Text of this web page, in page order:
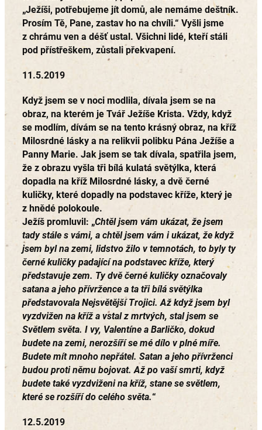
„Ježíši, potřebujeme jít domů, ale nemáme deštník.
Prosím Tě, Pane, zastav ho na chvíli.“ Vyšli jsme
z chrámu ven a déšť ustal. Všichni lidé, kteří stáli
pod přístřeškem, zůstali překvapení.
11.5.2019
Když jsem se v noci modlila, dívala jsem se na
obraz, na kterém je Tvář Ježíše Krista. Vždy, když
se modlím, dívám se na tento krásný obraz, na kříž
Milosrdné lásky a na relikvii polibku Pána Ježíše a
Panny Marie. Jak jsem se tak dívala, spatřila jsem,
že z obrazu vyšla tři bílá kulatá světýlka, která
dopadla na kříž Milosrdné lásky, a dvě černé
kuličky, které dopadly na podstavec kříže, který je
z hnědé polokoule.
Ježíš promluvil: „Chtěl jsem vám ukázat, že jsem
tady stále s vámi, a chtěl jsem vám i ukázat, že když
jsem byl na zemi, lidstvo žilo v temnotách, to byly ty
černé kuličky padající na podstavec kříže, který
představuje zem. Ty dvě černé kuličky označovaly
satana a jeho přívržence a ta tři bílá světýlka
představovala Nejsvětější Trojici. Až když jsem byl
vyzdvižen na kříž a vstal z mrtvých, stal jsem se
Světlem světa. I vy, Valentíne a Barličko, dokud
budete na zemi, nerozšíří se mé dílo v plné míře.
Budete mít mnoho nepřátel. Satan a jeho přívrženci
budou proti němu bojovat. Až po vaší smrti, když
budete také vyzdviženi na kříž, stane se světlem,
které se rozšíří do celého světa.“
12.5.2019